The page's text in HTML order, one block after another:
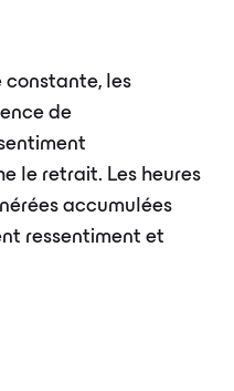
constante, les
de
le retrait. Les heures
accumulées
ressentiment et